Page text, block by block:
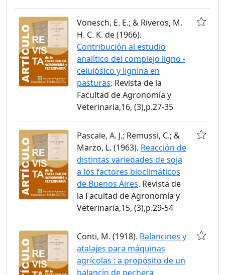
Vonesch, E. E.; & Riveros, M.
H. C. K. de (1966).
Contribución al estudio
analítico del complejo ligno -
celulósico y lignina en
pasturas. Revista de la
Facultad de Agronomía y
Veterinaria,16, (3),p.27-35
Pascale, A. J.; Remussi, C.; &
Marzo, L. (1963). Reacción de
distintas variedades de soja
a los factores bioclimáticos
de Buenos Aires. Revista de
la Facultad de Agronomía y
Veterinaria,15, (3),p.29-54
Conti, M. (1918). Balancines y
atalajes para máquinas
agrícolas : a propósito de un
balancín de pechera